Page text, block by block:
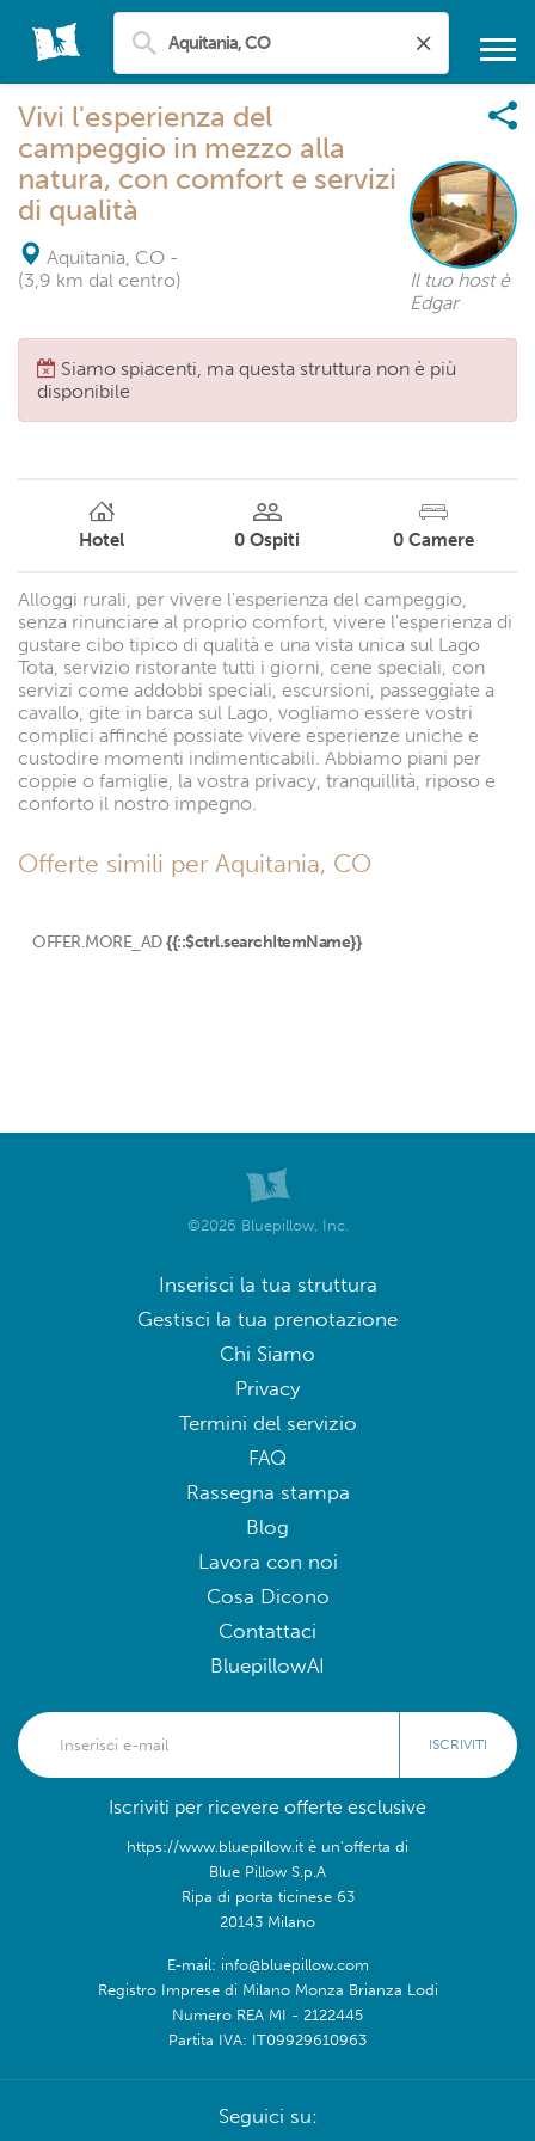
Vivi l'esperienza del
campeggio in mezzo alla
natura, con comfort e servizi
di qualità
Aquitania, CO -
(3,9 km dal centro)
Il tuo host è
Edgar
Siamo spiacenti, ma questa struttura non è più
disponibile
Hotel 0 Ospiti 0 Camere
Alloggi rurali, per vivere l'esperienza del campeggio,
senza rinunciare al proprio comfort, vivere l'esperienza di
gustare cibo tipico di qualità e una vista unica sul Lago
Tota, servizio ristorante tutti i giorni, cene speciali, con
servizi come addobbi speciali, escursioni, passeggiate a
cavallo, gite in barca sul Lago, vogliamo essere vostri
complici affinché possiate vivere esperienze uniche e
custodire momenti indimenticabili. Abbiamo piani per
coppie o famiglie, la vostra privacy, tranquillità, riposo e
conforto il nostro impegno.
Offerte simili per Aquitania, CO
OFFER.MORE_AD {{::$ctrl.searchItemName}}
©2026 Bluepillow, Inc.
Inserisci la tua struttura
Gestisci la tua prenotazione
Chi Siamo
Privacy
Termini del servizio
FAQ
Rassegna stampa
Blog
Lavora con noi
Cosa Dicono
Contattaci
BluepillowAI
ISCRIVITI
Iscriviti per ricevere offerte esclusive
https://www.bluepillow.it è un'offerta di
Blue Pillow S.p.A
Ripa di porta ticinese 63
20143 Milano
E-mail: info@bluepillow.com
Registro Imprese di Milano Monza Brianza Lodi
Numero REA MI - 2122445
Partita IVA: IT09929610963
Seguici su: